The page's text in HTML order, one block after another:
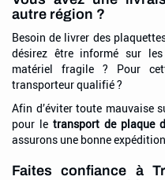
autre région ?
Besoin de livrer des
désirez être informé sur
matériel fragile ? Pour
transporteur qualifié ?
Afin d’éviter toute mauvaise
pour le transport de plaque
assurons une bonne
Faites confiance à